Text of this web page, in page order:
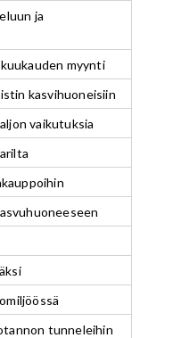
ja
myynti
kasvihuoneisiin
vaikutuksia
tunneleihin